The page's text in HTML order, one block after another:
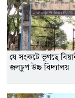
যে সংকটে ভূগছে
জলঢুপ উচ্চ বিদ্যালয়